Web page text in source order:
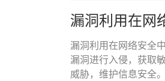
漏洞利用在网
漏洞利用在网络安全
漏洞进行入侵，获取
威胁，维护信息安全。